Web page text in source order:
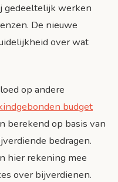
gedeeltelijk werken
De nieuwe
over wat
op andere
budget
berekend op basis van
bedragen.
hier rekening mee
over bijverdienen.